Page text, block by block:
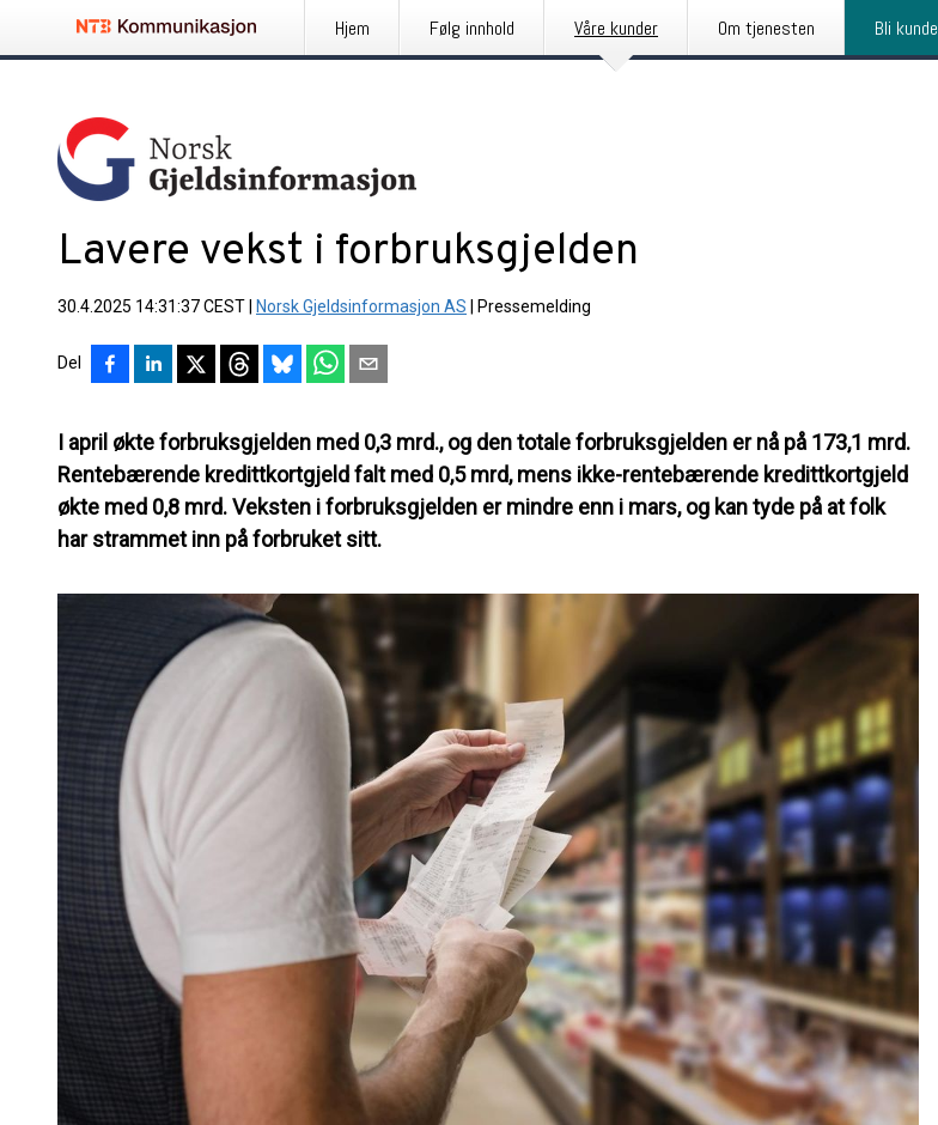
Hjem Følg innhold Våre kunder Om tjenesten Bli kunde
Lavere vekst i forbruksgjelden
30.4.2025 14:31:37 CEST Norsk Gjeldsinformasjon AS Pressemelding
Del
I april økte forbruksgjelden med 0,3 mrd., og den totale forbruksgjelden er nå på 173,1 mrd.
Rentebærende kredittkortgjeld falt med 0,5 mrd, mens ikke-rentebærende kredittkortgjeld
økte med 0,8 mrd. Veksten i forbruksgjelden er mindre enn i mars, og kan tyde på at folk
har strammet inn på forbruket sitt.